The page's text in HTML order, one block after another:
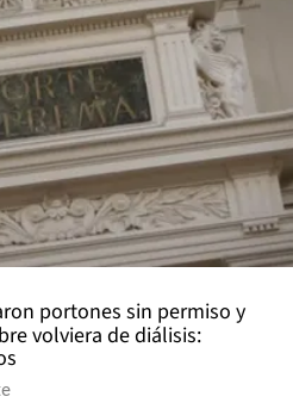
portones sin permiso y
volviera de diálisis: